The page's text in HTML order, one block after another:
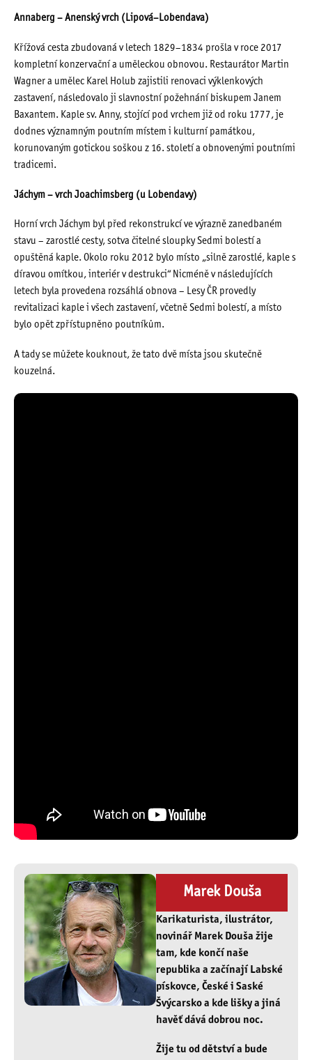
Annaberg – Anenský vrch (Lipová–Lobendava)
Křížová cesta zbudovaná v letech 1829–1834 prošla v roce 2017
kompletní konzervační a uměleckou obnovou. Restaurátor Martin
Wagner a umělec Karel Holub zajistili renovaci výklenkových
zastavení, následovalo ji slavnostní požehnání biskupem Janem
Baxantem. Kaple sv. Anny, stojící pod vrchem již od roku 1777, je
dodnes významným poutním místem i kulturní památkou,
korunovaným gotickou soškou z 16. století a obnovenými poutními
tradicemi.
Jáchym – vrch Joachimsberg (u Lobendavy)
Horní vrch Jáchym byl před rekonstrukcí ve výrazně zanedbaném
stavu – zarostlé cesty, sotva čitelné sloupky Sedmi bolestí a
opuštěná kaple. Okolo roku 2012 bylo místo „silně zarostlé, kaple s
díravou omítkou, interiér v destrukci“ Nicméně v následujících
letech byla provedena rozsáhlá obnova – Lesy ČR provedly
revitalizaci kaple i všech zastavení, včetně Sedmi bolestí, a místo
bylo opět zpřístupněno poutníkům.
A tady se můžete kouknout, že tato dvě místa jsou skutečně
kouzelná.
Marek Douša
Karikaturista, ilustrátor,
novinář Marek Douša žije
tam, kde končí naše
republika a začínají Labské
pískovce, České i Saské
Švýcarsko a kde lišky a jiná
havěť dává dobrou noc.
Žije tu od dětství a bude